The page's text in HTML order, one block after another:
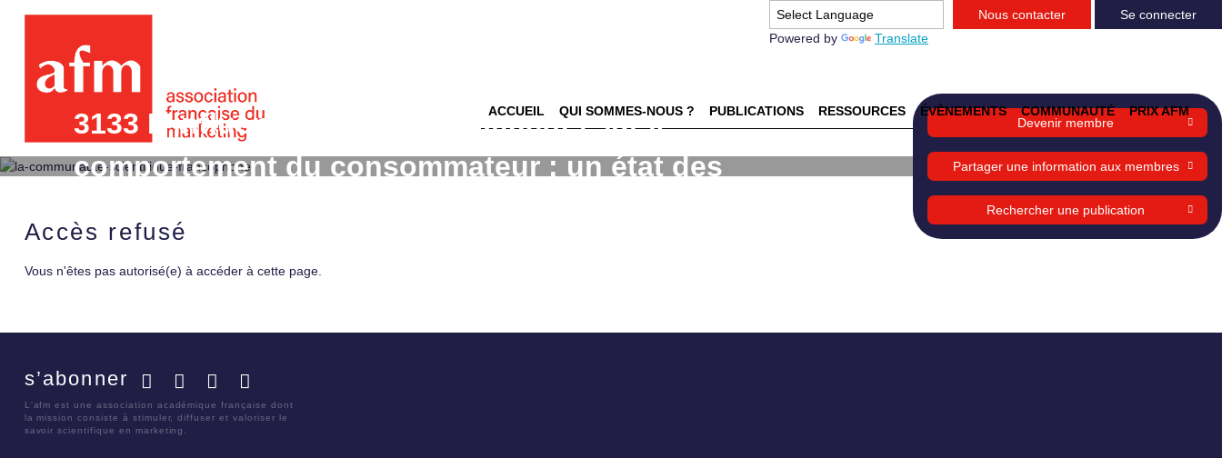
Powered by Translate
Nous contacter Se connecter
ACCUEIL QUI SOMMES-NOUS ? PUBLICATIONS RESSOURCES ÉVÈNEMENTS COMMUNAUTÉ PRIX AFM
3133 L'influence des stimuli olfactifs sur le
comportement du consommateur : un état des
Devenir membre
Partager une information aux membres
Rechercher une publication
Accès refusé
Vous n'êtes pas autorisé(e) à accéder à cette page.
s’abonner
L'afm est une association académique française dont
la mission consiste à stimuler, diffuser et valoriser le
savoir scientifique en marketing.